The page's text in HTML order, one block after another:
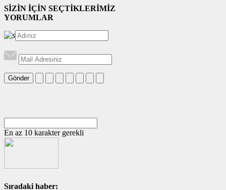
SİZİN İÇİN SEÇTİKLERİMİZ
YORUMLAR
Gönder
En az 10 karakter gerekli
Sıradaki haber: